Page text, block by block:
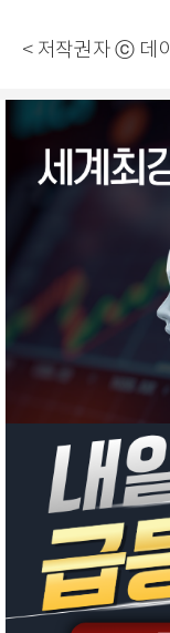
< 저작권자 ⓒ 데